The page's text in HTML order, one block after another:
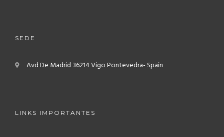
SEDE
Avd De Madrid 36214 VigoPontevedra- Spain
LINKS IMPORTANTES